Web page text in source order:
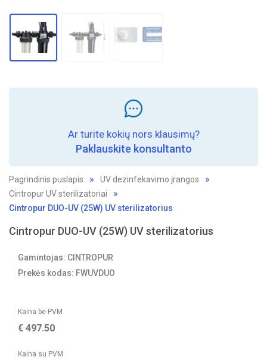
Ar turite kokių nors klausimų?
Paklauskite konsultanto
Pagrindinis puslapis
UV dezinfekavimo įrangos
Cintropur UV sterilizatoriai
Cintropur DUO-UV (25W) UV sterilizatorius
Cintropur DUO-UV (25W) UV sterilizatorius
Gamintojas: CINTROPUR
Prekės kodas: FWUVDUO
Kaina be PVM
€ 497.50
Kaina su PVM